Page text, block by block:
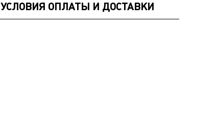
УСЛОВИЯ ОПЛАТЫ И ДОСТАВКИ